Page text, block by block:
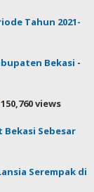
Tahun 2021-
Bekasi -
views
Bekasi Sebesar
Serempak di